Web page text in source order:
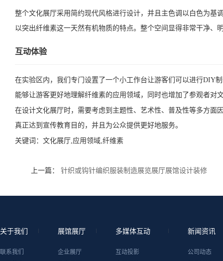
整个文化展厅采用简约现代风格进行设计，并且主色调以白色为
以突出纤维素这一天然有机物质的特点。整个空间显得非常干净、
互动体验
在实验区内，我们专门设置了一个小工作台让游客们可以进行DIY
能够让游客更好地理解纤维素的应用领域，同时也增加了参观者对
在设计文化展厅时，需要考虑到主题性、艺术性、普及性等多方
真正达到宣传教育目的，并且为公众提供更好地服务。
关键词： 文化展厅,应用领域,纤维素
上一篇： 针织或钩针编织服装制造展览展厅展馆设计装修
关于我们
联系我们
展馆展厅
企业展厅
多媒体互动
互动投影
新闻资讯
公司动态